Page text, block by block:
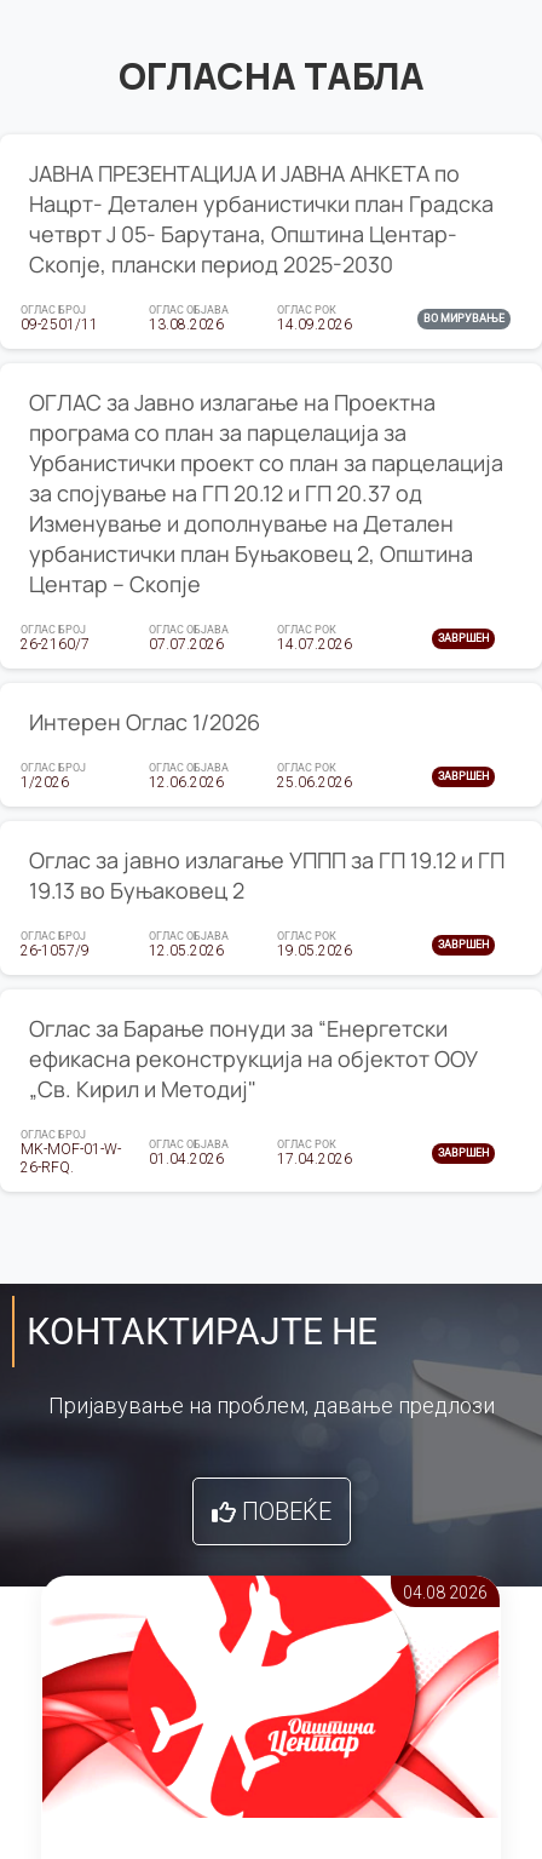
ОГЛАСНА ТАБЛА
ЈАВНА ПРЕЗЕНТАЦИЈА И ЈАВНА АНКЕТА по
Нацрт- Детален урбанистички план Градска
четврт Ј 05- Барутана, Општина Центар-
Скопје, плански период 2025-2030
ОГЛАС БРОЈ
09-2501/11
ОГЛАС ОБЈАВА
13.08.2026
ОГЛАС РОК
14.09.2026 ВО МИРУВАЊЕ
ОГЛАС за Јавно излагање на Проектна
програма со план за парцелација за
Урбанистички проект со план за парцелација
за спојување на ГП 20.12 и ГП 20.37 од
Изменување и дополнување на Детален
урбанистички план Буњаковец 2, Општина
Центар – Скопје
ОГЛАС БРОЈ
26-2160/7
ОГЛАС ОБЈАВА
07.07.2026
ОГЛАС РОК
14.07.2026 ЗАВРШЕН
Интерен Оглас 1/2026
ОГЛАС БРОЈ
1/2026
ОГЛАС ОБЈАВА
12.06.2026
ОГЛАС РОК
25.06.2026 ЗАВРШЕН
Оглас за јавно излагање УППП за ГП 19.12 и ГП
19.13 во Буњаковец 2
ОГЛАС БРОЈ
26-1057/9
ОГЛАС ОБЈАВА
12.05.2026
ОГЛАС РОК
19.05.2026 ЗАВРШЕН
Оглас за Барање понуди за “Енергетски
ефикасна реконструкција на објектот ООУ
„Св. Кирил и Методиј"
ОГЛАС БРОЈ
MK-MOF-01-W-
26-RFQ.
ОГЛАС ОБЈАВА
01.04.2026
ОГЛАС РОК
17.04.2026 ЗАВРШЕН
КОНТАКТИРАЈТЕ НЕ
Пријавување на проблем, давање предлози
ПОВЕЌЕ
04.08 2026